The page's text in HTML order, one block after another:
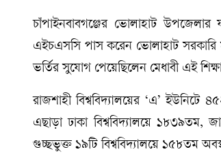
চাঁপাইনবাবগঞ্জের ভোলাহাট
এইচএসসি পাস করেন ভোলাহাট সরকারি
ভর্তির সুযোগ পেয়েছিলেন মেধাবী এই
রাজশাহী বিশ্ববিদ্যালয়ের ‘এ’
এছাড়া ঢাকা বিশ্ববিদ্যালয়ে
গুচ্ছভুক্ত ১৯টি বিশ্ববিদ্যালয়ে ১৫৮তম